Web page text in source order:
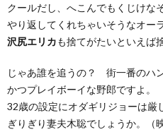
クールだし、へこんでもくじけな
やり返してくれちゃいそうなオー
沢尻エリカも捨てがたいといえば
じゃあ誰を追うの？ 街一番のハン
かつプレイボーイな野郎ですよ。
32歳の設定にオダギリジョーは厳
ぎりぎり妻夫木聡でしょうか。（